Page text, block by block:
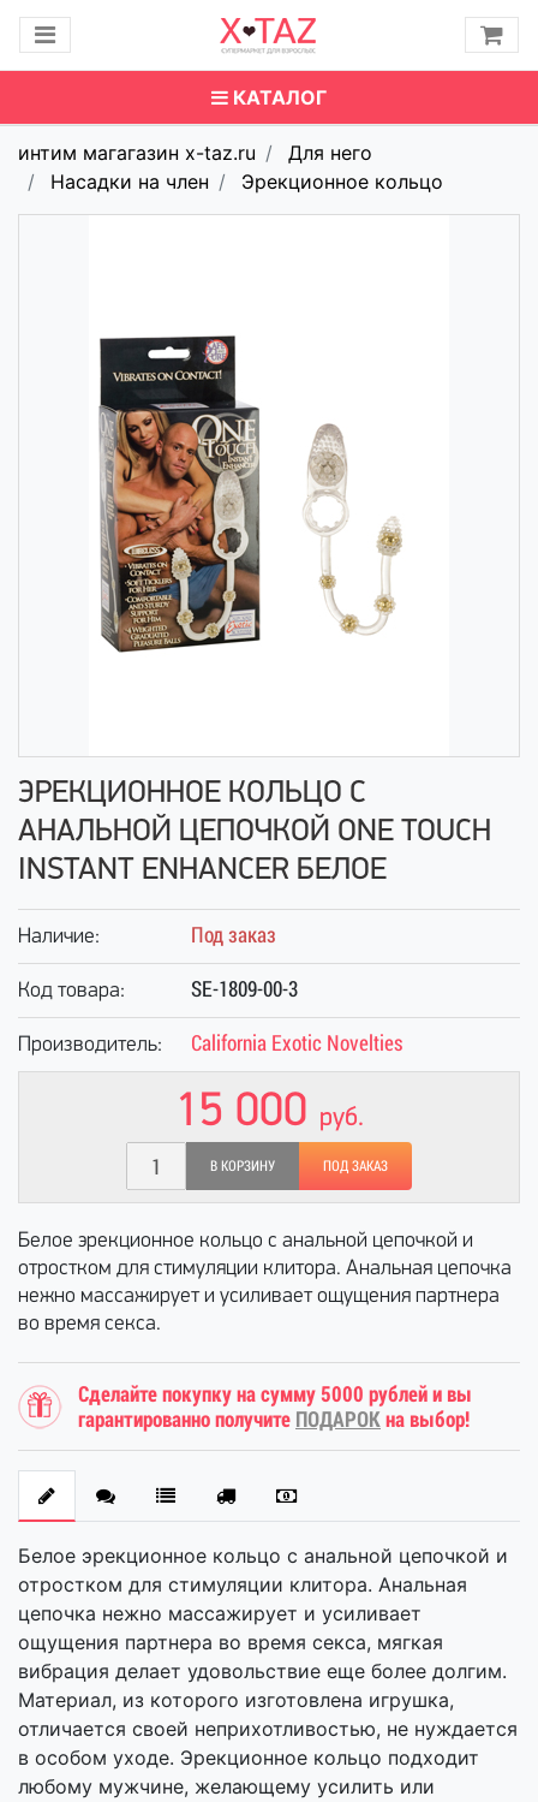
КАТАЛОГ
интим магагазин x-taz.ru
Для него
Насадки на член
Эрекционное кольцо
ЭРЕКЦИОННОЕ КОЛЬЦО С
АНАЛЬНОЙ ЦЕПОЧКОЙ ONE TOUCH
INSTANT ENHANCER БЕЛОЕ
Наличие: Под заказ
Код товара: SE-1809-00-3
Производитель: California Exotic Novelties
15 000 руб.
В КОРЗИНУ ПОД ЗАКАЗ
Белое эрекционное кольцо с анальной цепочкой и
отростком для стимуляции клитора. Анальная цепочка
нежно массажирует и усиливает ощущения партнера
во время секса.
Сделайте покупку на сумму 5000 рублей и вы
гарантированно получите ПОДАРОК на выбор!
Белое эрекционное кольцо с анальной цепочкой и
отростком для стимуляции клитора. Анальная
цепочка нежно массажирует и усиливает
ощущения партнера во время секса, мягкая
вибрация делает удовольствие еще более долгим.
Материал, из которого изготовлена игрушка,
отличается своей неприхотливостью, не нуждается
в особом уходе. Эрекционное кольцо подходит
любому мужчине, желающему усилить или